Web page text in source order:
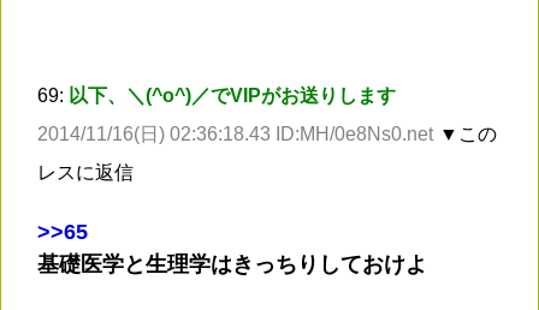
69: 以下、＼(^o^)／でVIPがお送りします
2014/11/16(日) 02:36:18.43 ID:MH/0e8Ns0.net ▼この
レスに返信
>>65
基礎医学と生理学はきっちりしておけよ